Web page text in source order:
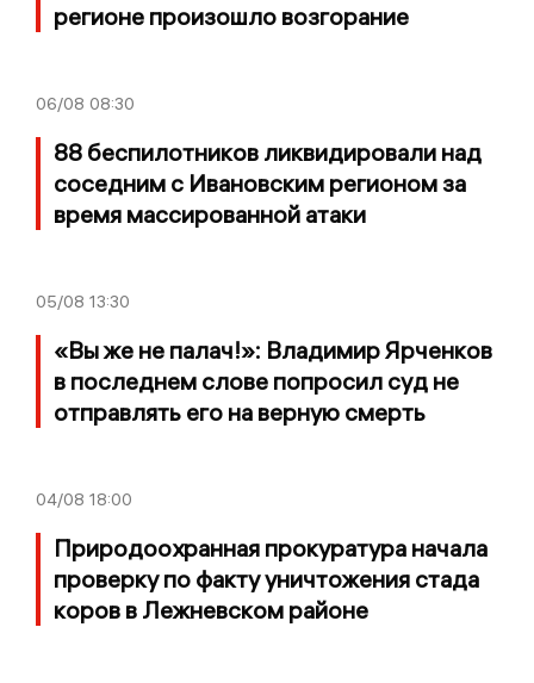
регионе произошло возгорание
06/08 08:30
88 беспилотников ликвидировали над
соседним с Ивановским регионом за
время массированной атаки
05/08 13:30
«Вы же не палач!»: Владимир Ярченков
в последнем слове попросил суд не
отправлять его на верную смерть
04/08 18:00
Природоохранная прокуратура начала
проверку по факту уничтожения стада
коров в Лежневском районе